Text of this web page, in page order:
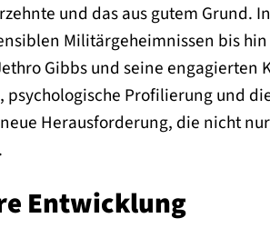
und das aus gutem Grund.
Militärgeheimnissen bis
Gibbs und seine engagierten
Profilierung und
Herausforderung, die nicht
Entwicklung